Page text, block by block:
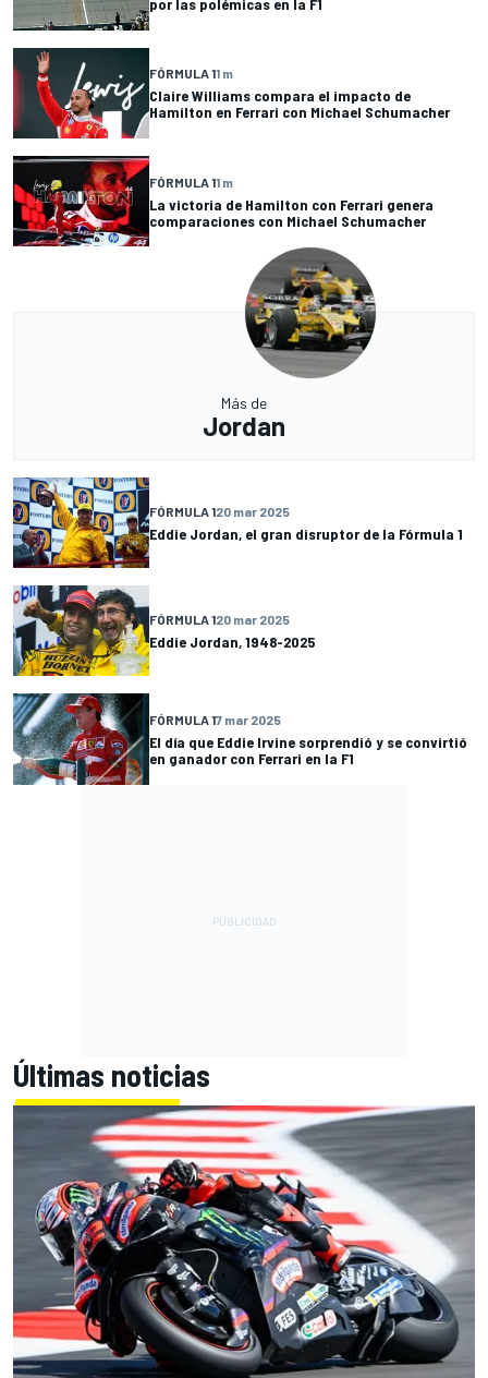
por las polémicas en la F1
FÓRMULA 11 m
Claire Williams compara el impacto de
Hamilton en Ferrari con Michael Schumacher
FÓRMULA 11 m
La victoria de Hamilton con Ferrari genera
comparaciones con Michael Schumacher
Más de
Jordan
FÓRMULA 120 mar 2025
Eddie Jordan, el gran disruptor de la Fórmula 1
FÓRMULA 120 mar 2025
Eddie Jordan, 1948-2025
FÓRMULA 17 mar 2025
El día que Eddie Irvine sorprendió y se convirtió
en ganador con Ferrari en la F1
Últimas noticias